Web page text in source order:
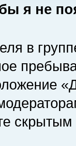
я не
в
скрытым